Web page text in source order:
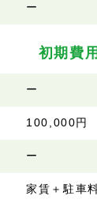
ー
初期費用
ー
100,000円
ー
家賃＋駐車